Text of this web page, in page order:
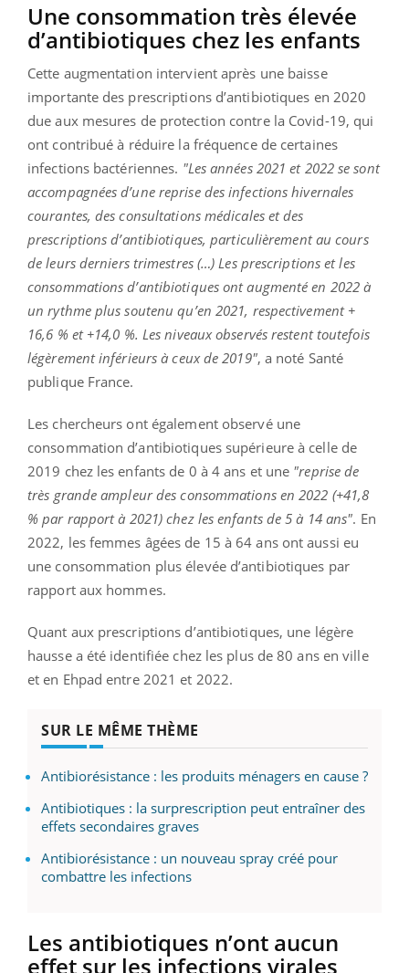
Une consommation très élevée
d’antibiotiques chez les enfants
Cette augmentation intervient après une baisse
importante des prescriptions d’antibiotiques en 2020
due aux mesures de protection contre la Covid-19, qui
ont contribué à réduire la fréquence de certaines
infections bactériennes. "Les années 2021 et 2022 se sont
accompagnées d’une reprise des infections hivernales
courantes, des consultations médicales et des
prescriptions d’antibiotiques, particulièrement au cours
de leurs derniers trimestres (…) Les prescriptions et les
consommations d’antibiotiques ont augmenté en 2022 à
un rythme plus soutenu qu’en 2021, respectivement +
16,6 % et +14,0 %. Les niveaux observés restent toutefois
légèrement inférieurs à ceux de 2019", a noté Santé
publique France.
Les chercheurs ont également observé une
consommation d’antibiotiques supérieure à celle de
2019 chez les enfants de 0 à 4 ans et une "reprise de
très grande ampleur des consommations en 2022 (+41,8
% par rapport à 2021) chez les enfants de 5 à 14 ans". En
2022, les femmes âgées de 15 à 64 ans ont aussi eu
une consommation plus élevée d’antibiotiques par
rapport aux hommes.
Quant aux prescriptions d’antibiotiques, une légère
hausse a été identifiée chez les plus de 80 ans en ville
et en Ehpad entre 2021 et 2022.
SUR LE MÊME THÈME
Antibiorésistance : les produits ménagers en cause ?
Antibiotiques : la surprescription peut entraîner des
effets secondaires graves
Antibiorésistance : un nouveau spray créé pour
combattre les infections
Les antibiotiques n’ont aucun
effet sur les infections virales